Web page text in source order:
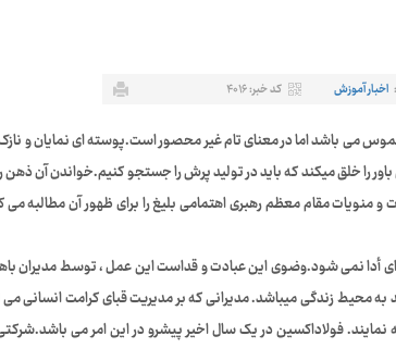
اخبار آموزش کد خبر: ۴۰۱۶
می باشد اما در معنای تام غیر محصور است.پوسته ای نمایان و نازک
خلق میکند که باید در تولید پرش را جستجو کنیم.خواندن آن ذهن را
منویات مقام معظم رهبری اهتمامی بلیغ را برای ظهور آن مطالبه
ای أدا نمی شود.وضوی این عبادت و قداست این عمل ، توسط مدیران
محیط زندگی میباشد. مدیرانی که بر مدیریت قبای کرامت انسانی می
نمایند. فولاداکسین در یک سال اخیر پیشرو در این امر می